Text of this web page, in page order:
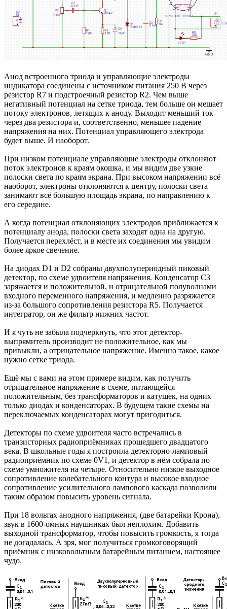
Анод встроенного триода и управляющие электроды
индикатора соединены с источником питания 250 В через
резистор R7 и подстроечный резистор R2. Чем выше
негативный потенциал на сетке триода, тем больше он мешает
потоку электронов, летящих к аноду. Выходит меньший ток
через два резистора и, соответственно, меньшее падение
напряжения на них. Потенциал управляющего электрода
будет выше. И наоборот.
При низком потенциале управляющие электроды отклоняют
поток электронов к краям окошка, и мы видим две узкие
полоски света по краям экрана. При высоком напряжении всё
наоборот, электроны отклоняются к центру, полоски света
занимают всё большую площадь экрана, по направлению к
его середине.
А когда потенциал отклоняющих электродов приближается к
потенциалу анода, полоски света заходят одна на другую.
Получается перехлёст, и в месте их соединения мы увидим
более яркое свечение.
На диодах D1 и D2 собраны двухполупериодный пиковый
детектор, по схеме удвоителя напряжения. Конденсатор C3
заряжается и положительной, и отрицательной полуволнами
входного переменного напряжения, и медленно разряжается
из-за большого сопротивления резистора R5. Получается
интегратор, он же фильтр нижних частот.
И я чуть не забыла подчеркнуть, что этот детектор-
выпрямитель производит не положительное, как мы
привыкли, а отрицательное напряжение. Именно такое, какое
нужно сетке триода.
Ещё мы с вами на этом примере видим, как получить
отрицательное напряжение в схеме, питающейся
положительным, без трансформаторов и катушек, на одних
только диодах и конденсаторах. В будущем такие схемы на
переключаемых конденсаторах могут пригодиться.
Детекторы по схеме удвоителя часто встречались в
транзисторных радиоприёмниках прошедшего двадцатого
века. В школьные годы я построила детекторно-ламповый
радиоприёмник по схеме 0V1, и детектор в нём собрала по
схеме умножителя на четыре. Относительно низкое выходное
сопротивление колебательного контура и высокое входное
сопротивление усилительного лампового каскада позволили
таким образом повысить уровень сигнала.
При 18 вольтах анодного напряжения, (две батарейки Крона),
звук в 1600-омных наушниках был неплохим. Добавить
выходной трансформатор, чтобы повысить громкость, я тогда
не догадалась. А зря, мог получиться громкоговорящий
приёмник с низковольтным батарейным питанием, настоящее
чудо.